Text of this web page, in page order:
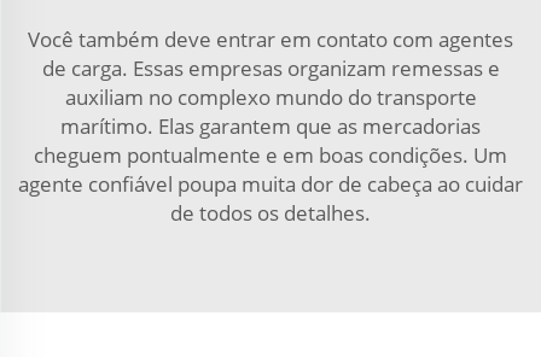
Você também deve entrar em contato com agentes
de carga. Essas empresas organizam remessas e
auxiliam no complexo mundo do transporte
marítimo. Elas garantem que as mercadorias
cheguem pontualmente e em boas condições. Um
agente confiável poupa muita dor de cabeça ao cuidar
de todos os detalhes.